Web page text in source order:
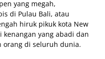
yang megah,
di Pulau Bali, atau
hiruk pikuk kota New
kenangan yang abadi dan
orang di seluruh dunia.